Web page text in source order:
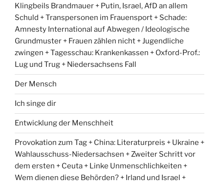
Klingbeils Brandmauer + Putin, Israel, AfD an allem
Schuld + Transpersonen im Frauensport + Schade:
Amnesty International auf Abwegen / Ideologische
Grundmuster + Frauen zählen nicht + Jugendliche
zwingen + Tagesschau: Krankenkassen + Oxford-Prof.:
Lug und Trug + Niedersachsens Fall
Der Mensch
Ich singe dir
Entwicklung der Menschheit
Provokation zum Tag + China: Literaturpreis + Ukraine +
Wahlausschuss-Niedersachsen + Zweiter Schritt vor
dem ersten + Ceuta + Linke Unmenschlichkeiten +
Wem dienen diese Behörden? + Irland und Israel +